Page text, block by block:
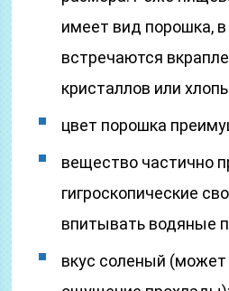
имеет вид порошка,
встречаются
кристаллов или
цвет порошка
вещество частично
гигроскопические
впитывать водяные
вкус соленый (может